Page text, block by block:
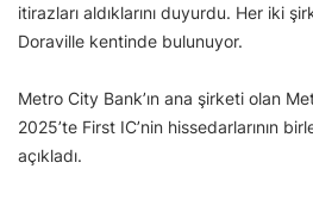
itirazları aldıklarını duyurdu. Her iki
Doraville kentinde bulunuyor.
Metro City Bank’ın ana şirketi olan
2025’te First IC’nin hissedarlarının
açıkladı.